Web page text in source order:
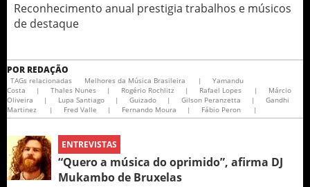
Reconhecimento anual prestigia trabalhos e músicos
de destaque
POR REDAÇÃO
TAGs relacionadas Melhores da Música Brasileira |
Yamandu
Costa
| Thales Nunes | Rogério Rochlitz | Rafael Lopes |
Márcio
Oliveira
| Lupa Santiago | Guizado | Gilson Peranzetta |
Gandhi
Martinez
| Fred Valle | Fernando Moura | Fábio Peron |
ENTREVISTAS
“Quero a música do oprimido”, afirma DJ
Mukambo de Bruxelas